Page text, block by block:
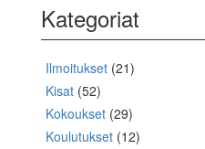
Kategoriat
Ilmoitukset (21)
Kisat (52)
Kokoukset (29)
Koulutukset (12)